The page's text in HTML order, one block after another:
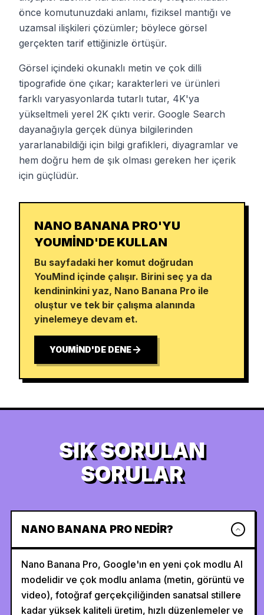
önce komutunuzdaki anlamı, fiziksel mantığı ve
uzamsal ilişkileri çözümler; böylece görsel
gerçekten tarif ettiğinizle örtüşür.
Görsel içindeki okunaklı metin ve çok dilli
tipografide öne çıkar; karakterleri ve ürünleri
farklı varyasyonlarda tutarlı tutar, 4K'ya
yükseltmeli yerel 2K çıktı verir. Google Search
dayanağıyla gerçek dünya bilgilerinden
yararlanabildiği için bilgi grafikleri, diyagramlar ve
hem doğru hem de şık olması gereken her içerik
için güçlüdür.
NANO BANANA PRO'YU
YOUMIND'DE KULLAN
Bu sayfadaki her komut doğrudan
YouMind içinde çalışır. Birini seç ya da
kendininkini yaz, Nano Banana Pro ile
oluştur ve tek bir çalışma alanında
yinelemeye devam et.
YOUMIND'DE DENE
SIK SORULAN
SORULAR
NANO BANANA PRO NEDIR?
Nano Banana Pro, Google'ın en yeni çok modlu AI
modelidir ve çok modlu anlama (metin, görüntü ve
video), fotoğraf gerçekçiliğinden sanatsal stillere
kadar yüksek kaliteli üretim, hızlı düzenlemeler ve